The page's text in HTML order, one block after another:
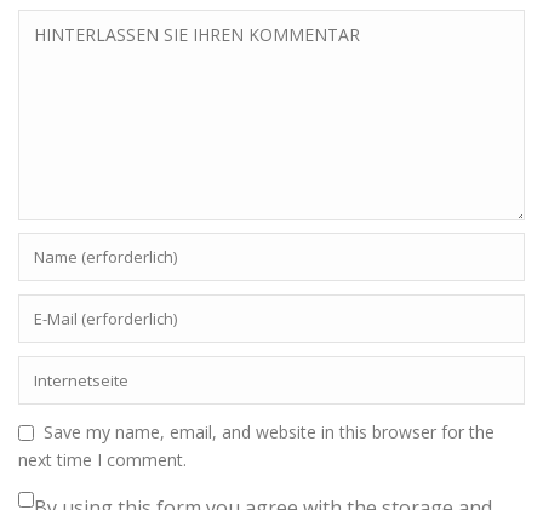
Save my name, email, and website in this browser for the
next time I comment.